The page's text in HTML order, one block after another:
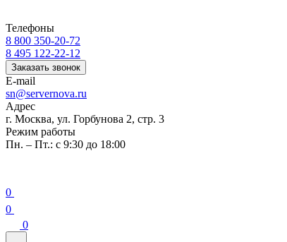
Телефоны
8 800 350-20-72
8 495 122-22-12
Заказать звонок
E-mail
sn@servernova.ru
Адрес
г. Москва, ул. Горбунова 2, стр. 3
Режим работы
Пн. – Пт.: с 9:30 до 18:00
0
0
0